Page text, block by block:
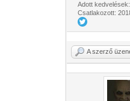
Adott
Csatlakozott:
A szerző